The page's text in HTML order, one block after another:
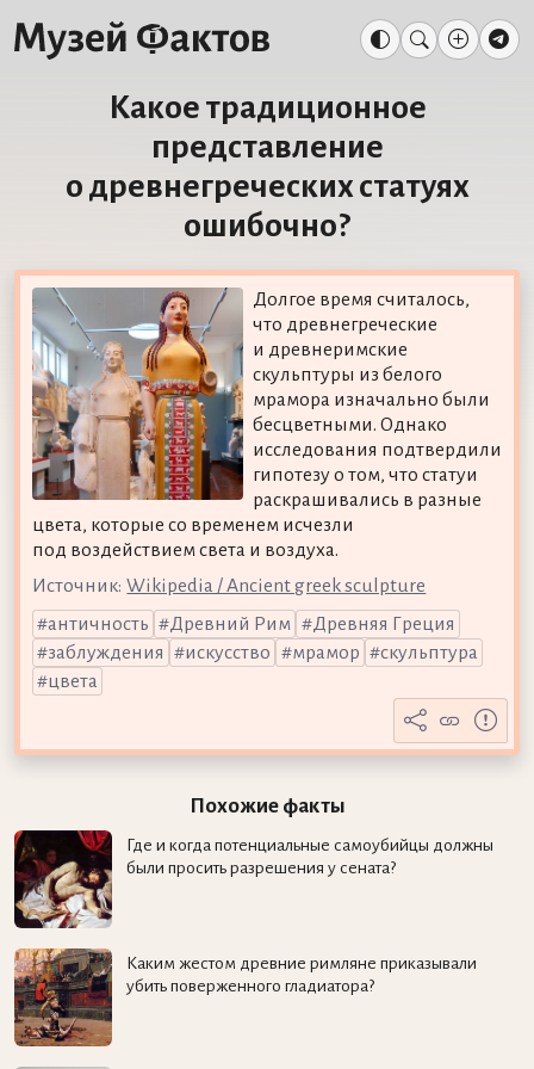
Какое традиционное
представление
о древнегреческих статуях
ошибочно?
Долгое время считалось,
что древнегреческие
и древнеримские
скульптуры из белого
мрамора изначально были
бесцветными. Однако
исследования подтвердили
гипотезу о том, что статуи
раскрашивались в разные
цвета, которые со временем исчезли
под воздействием света и воздуха.
Источник: Wikipedia / Ancient greek sculpture
античность
Древний Рим
Древняя Греция
заблуждения
искусство мрамор
скульптура
цвета
Похожие факты
Где и когда потенциальные самоубийцы должны
были просить разрешения у сената?
Каким жестом древние римляне приказывали
убить поверженного гладиатора?